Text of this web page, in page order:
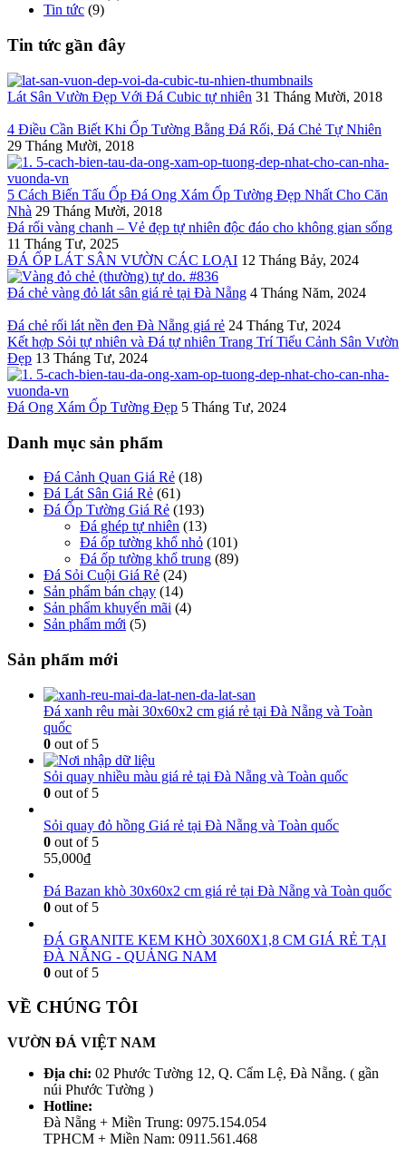
Tin tức (9)
Tin tức gần đây
Lát Sân Vườn Đẹp Với Đá Cubic tự nhiên 31 Tháng Mười, 2018
4 Điều Cần Biết Khi Ốp Tường Bằng Đá Rối, Đá Chẻ Tự Nhiên
29 Tháng Mười, 2018
5 Cách Biến Tấu Ốp Đá Ong Xám Ốp Tường Đẹp Nhất Cho Căn
Nhà 29 Tháng Mười, 2018
Đá rối vàng chanh – Vẻ đẹp tự nhiên độc đáo cho không gian sống
11 Tháng Tư, 2025
ĐÁ ỐP LÁT SÂN VƯỜN CÁC LOẠI 12 Tháng Bảy, 2024
Đá chẻ vàng đỏ lát sân giá rẻ tại Đà Nẵng 4 Tháng Năm, 2024
Đá chẻ rối lát nền đen Đà Nẵng giá rẻ 24 Tháng Tư, 2024
Kết hợp Sỏi tự nhiên và Đá tự nhiên Trang Trí Tiểu Cảnh Sân Vườn
Đẹp 13 Tháng Tư, 2024
Đá Ong Xám Ốp Tường Đẹp 5 Tháng Tư, 2024
Danh mục sản phẩm
Đá Cảnh Quan Giá Rẻ (18)
Đá Lát Sân Giá Rẻ (61)
Đá Ốp Tường Giá Rẻ (193)
Đá ghép tự nhiên (13)
Đá ốp tường khổ nhỏ (101)
Đá ốp tường khổ trung (89)
Đá Sỏi Cuội Giá Rẻ (24)
Sản phẩm bán chạy (14)
Sản phẩm khuyến mãi (4)
Sản phẩm mới (5)
Sản phẩm mới
Đá xanh rêu mài 30x60x2 cm giá rẻ tại Đà Nẵng và Toàn
quốc
0 out of 5
Sỏi quay nhiều màu giá rẻ tại Đà Nẵng và Toàn quốc
0 out of 5
Sỏi quay đỏ hồng Giá rẻ tại Đà Nẵng và Toàn quốc
0 out of 5
55,000₫
Đá Bazan khò 30x60x2 cm giá rẻ tại Đà Nẵng và Toàn quốc
0 out of 5
ĐÁ GRANITE KEM KHÒ 30X60X1,8 CM GIÁ RẺ TẠI
ĐÀ NẴNG - QUẢNG NAM
0 out of 5
VỀ CHÚNG TÔI
VƯỜN ĐÁ VIỆT NAM
Địa chỉ: 02 Phước Tường 12, Q. Cẩm Lệ, Đà Nẵng. ( gần
núi Phước Tường )
Hotline:
Đà Nẵng + Miền Trung: 0975.154.054
TPHCM + Miền Nam: 0911.561.468